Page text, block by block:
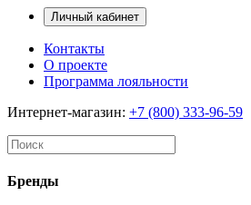
Личный кабинет
Контакты
О проекте
Программа лояльности
Интернет-магазин: +7 (800) 333-96-59
Бренды